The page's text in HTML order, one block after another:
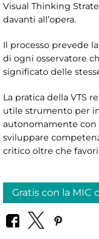
Visual Thinking
davanti all’opera.
Il processo prevede
di ogni osservatore
significato delle
La pratica della VTS
utile strumento per
autonomamente con
sviluppare
critico oltre che
Gratis con la MIC